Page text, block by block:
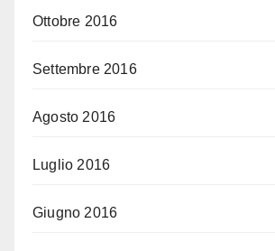
Ottobre 2016
Settembre 2016
Agosto 2016
Luglio 2016
Giugno 2016